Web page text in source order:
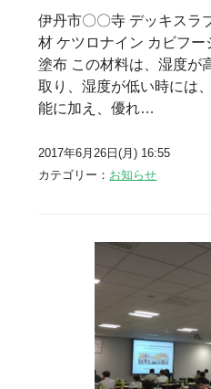
伊丹市〇〇寺 デッキスラ
材 ケツロナイン カビフ
塗布 この材料は、湿度が
取り、湿度が低い時には
能に加え、優れ…
2017年6月26日(月) 16:55
カテゴリー： お知らせ